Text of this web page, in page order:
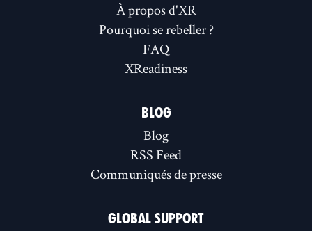
À propos d'XR
Pourquoi se rebeller ?
FAQ
XReadiness
BLOG
Blog
RSS Feed
Communiqués de presse
GLOBAL SUPPORT